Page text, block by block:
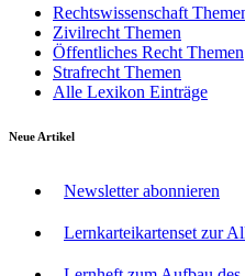
Rechtswissenschaft
Zivilrecht Themen
Öffentliches Recht Themen
Strafrecht Themen
Alle Lexikon Einträge
Neue Artikel
Newsletter abonnieren
Lernkarteikartenset zur